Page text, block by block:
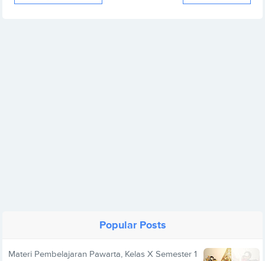
Popular Posts
Materi Pembelajaran Pawarta, Kelas X Semester 1